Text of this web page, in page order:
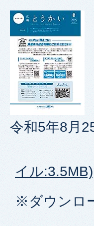
令和5年8月
イル:3.5MB)
※ダウンロ